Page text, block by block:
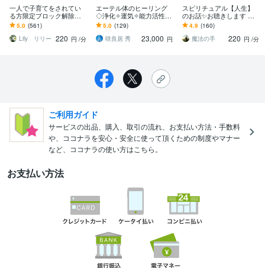
一人で子育てをされてい
る方限定ブロック解除致
します 頑張っているあな
たの応援致します
5.0 (561)
Lily リリー 220 円 /分
エーテル体のヒーリング
◇浄化✧運気✧能力活性し
ます ☆エーテリックボデ
ィ・ヒーリング / 本質的回
復と能力開花☆
5.0 (129)
咲良居 秀
23,000 円
スピリチュアル【人生】
のお話✨お聴きします ✨
ご希望の方へ…必要なメ
ッセージ✨リーディングい
たしますね
4.9 (160)
魔法の手
220 円 /分
ご利用ガイド
サービスの出品、購入、取引の流れ、お支払い方法・手数料
や、ココナラを安心・安全に使って頂くための制度やマナー
など、ココナラの使い方はこちら。
お支払い方法